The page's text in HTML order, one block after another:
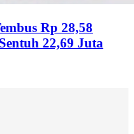
Rp 28,58
22,69 Juta